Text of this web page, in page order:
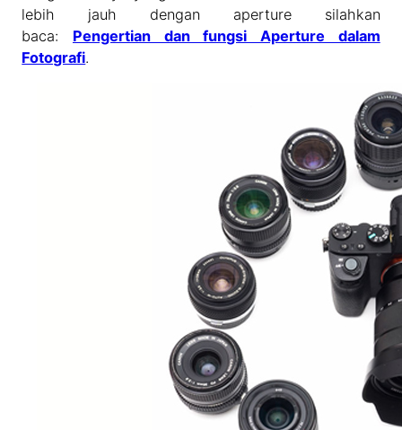
lebih jauh dengan aperture silahkan
baca: Pengertian dan fungsi Aperture dalam
Fotografi.